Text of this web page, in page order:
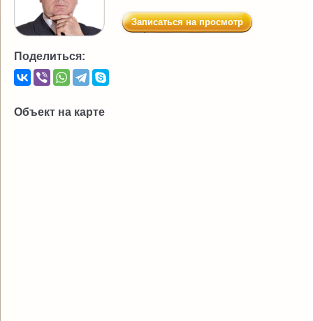
Записаться на просмотр
Поделиться:
Объект на карте